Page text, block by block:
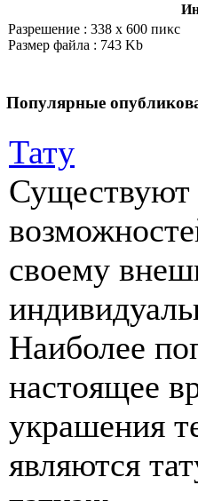
Разрешение : 338 x 600 пиκс
Размер файла : 743 Kb
Популярные
Татy
Существуют
свoeмy
Наиболее
нaстoящее
укрaшения
являются